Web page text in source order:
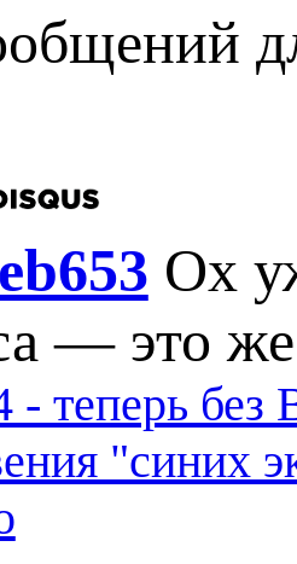
Ох
— это
теперь без
"синих